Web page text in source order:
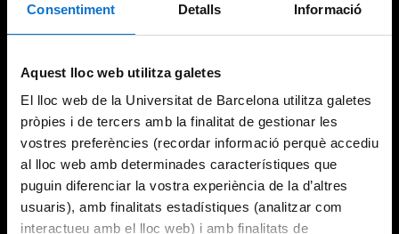
Consentiment Detalls Informació
Aquest lloc web utilitza galetes
El lloc web de la Universitat de Barcelona utilitza galetes
pròpies i de tercers amb la finalitat de gestionar les
vostres preferències (recordar informació perquè accediu
al lloc web amb determinades característiques que
puguin diferenciar la vostra experiència de la d’altres
usuaris), amb finalitats estadístiques (analitzar com
interactueu amb el lloc web) i amb finalitats de